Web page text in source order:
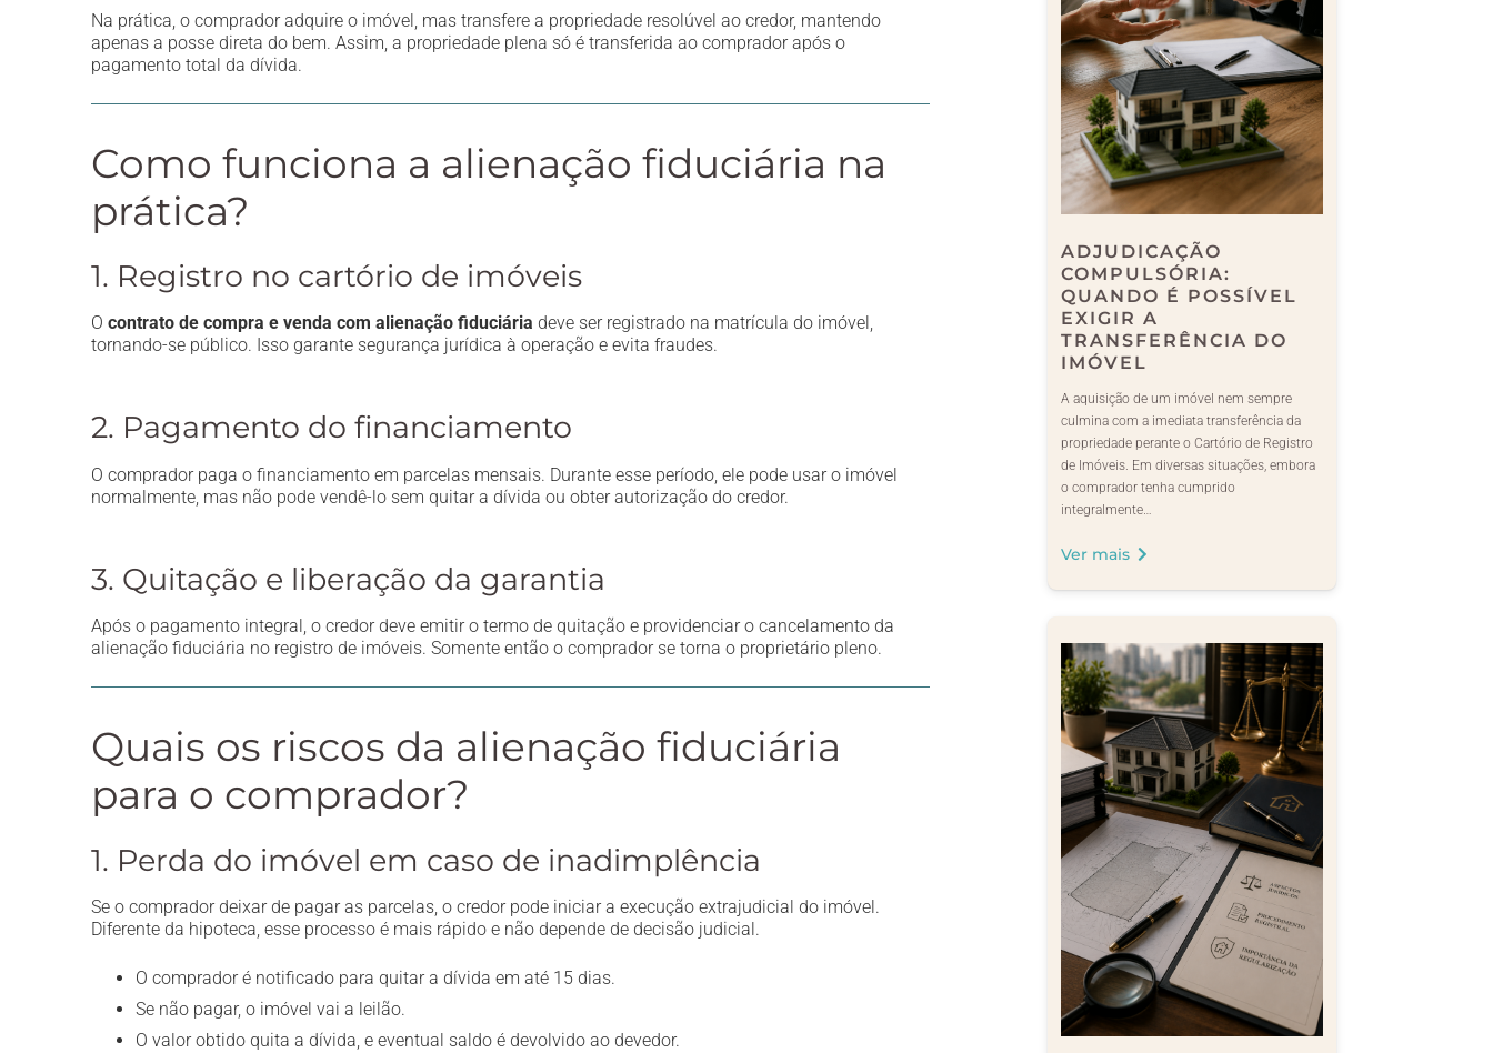
Na prática, o comprador adquire o imóvel, mas transfere a propriedade resolúvel ao credor, mantendo
apenas a posse direta do bem. Assim, a propriedade plena só é transferida ao comprador após o
pagamento total da dívida.
Como funciona a alienação fiduciária na
prática?
1. Registro no cartório de imóveis
O contrato de compra e venda com alienação fiduciária deve ser registrado na matrícula do imóvel,
tornando-se público. Isso garante segurança jurídica à operação e evita fraudes.
2. Pagamento do financiamento
O comprador paga o financiamento em parcelas mensais. Durante esse período, ele pode usar o imóvel
normalmente, mas não pode vendê-lo sem quitar a dívida ou obter autorização do credor.
3. Quitação e liberação da garantia
Após o pagamento integral, o credor deve emitir o termo de quitação e providenciar o cancelamento da
alienação fiduciária no registro de imóveis. Somente então o comprador se torna o proprietário pleno.
Quais os riscos da alienação fiduciária
para o comprador?
1. Perda do imóvel em caso de inadimplência
Se o comprador deixar de pagar as parcelas, o credor pode iniciar a execução extrajudicial do imóvel.
Diferente da hipoteca, esse processo é mais rápido e não depende de decisão judicial.
O comprador é notificado para quitar a dívida em até 15 dias.
Se não pagar, o imóvel vai a leilão.
O valor obtido quita a dívida, e eventual saldo é devolvido ao devedor.
ADJUDICAÇÃO
COMPULSÓRIA:
QUANDO É POSSÍVEL
EXIGIR A
TRANSFERÊNCIA DO
IMÓVEL
A aquisição de um imóvel nem sempre
culmina com a imediata transferência da
propriedade perante o Cartório de Registro
de Imóveis. Em diversas situações, embora
o comprador tenha cumprido
integralmente…
Ver mais